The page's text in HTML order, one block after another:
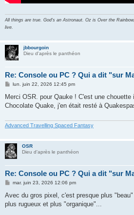
All things are true. God's an Astronaut. Oz is Over the
live.
jbbourgoin
Dieu d'après le panthéon
Re: Console ou PC ? Qui a dit "sur
M
s
a
lun. juin 22, 2026 12:45 pm
Merci OSR. pour Qauke ! C'est une
Chocolate Quake, j'en était resté à
Advanced Travelling Spaced Fantasy
OSR
Dieu d'après le panthéon
Re: Console ou PC ? Qui a dit "sur
M
s
a
mar. juin 23, 2026 12:06 pm
Avec du gros pixel, c'est presque plus
plus rugueux et plus "organique"...